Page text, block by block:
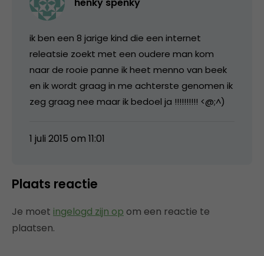
henky spenky
ik ben een 8 jarige kind die een internet
releatsie zoekt met een oudere man kom
naar de rooie panne ik heet menno van beek
en ik wordt graag in me achterste genomen ik
zeg graag nee maar ik bedoel ja !!!!!!!!!! <@;^)
1 juli 2015 om 11:01
Plaats reactie
Je moet ingelogd zijn op om een reactie te
plaatsen.